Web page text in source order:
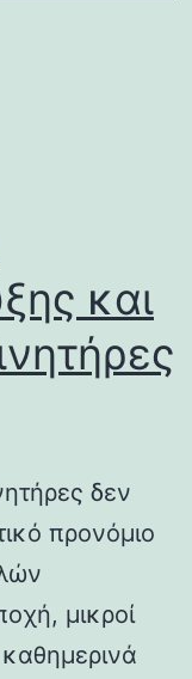
και
δεν
προνόμιο
μικροί